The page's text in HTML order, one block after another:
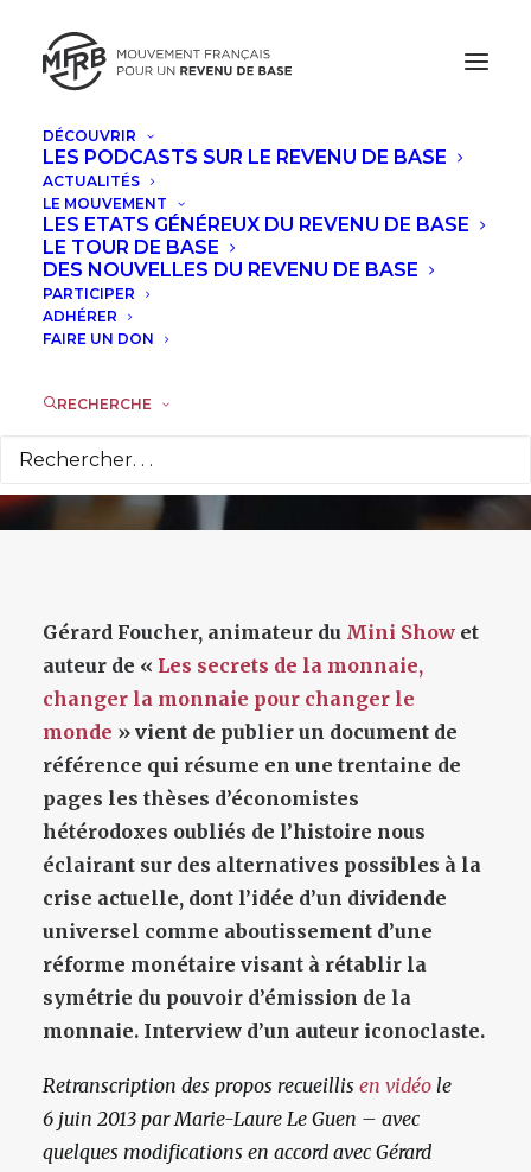
DÉCOUVRIR
LES PODCASTS SUR LE REVENU DE BASE
ACTUALITÉS
LE MOUVEMENT
LES ETATS GÉNÉREUX DU REVENU DE BASE
LE TOUR DE BASE
DES NOUVELLES DU REVENU DE BASE
PARTICIPER
ADHÉRER
FAIRE UN DON
RECHERCHE
Gérard Foucher: un
dividende universel
pour une monnaie
Gérard Foucher, animateur du Mini Show et
auteur de « Les secrets de la monnaie,
changer la monnaie pour changer le
monde » vient de publier un document de
référence qui résume en une trentaine de
pages les thèses d’économistes
hétérodoxes oubliés de l’histoire nous
éclairant sur des alternatives possibles à la
crise actuelle, dont l’idée d’un dividende
universel comme aboutissement d’une
réforme monétaire visant à rétablir la
symétrie du pouvoir d’émission de la
monnaie. Interview d’un auteur iconoclaste.
Retranscription des propos recueillis en vidéo le
6 juin 2013 par Marie-Laure Le Guen – avec
quelques modifications en accord avec Gérard